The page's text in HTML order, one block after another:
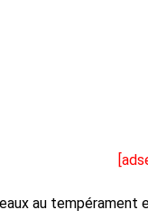
au tempérament